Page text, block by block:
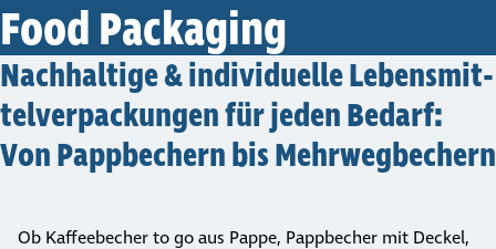
Food Packaging
Nach­hal­tige & indi­vi­du­elle Lebens­mit­
tel­ver­pa­ckungen für jeden Bedarf:
Von Papp­be­chern bis Mehr­weg­be­chern
Ob Kaffeebecher to go aus Pappe, Pappbecher mit Deckel,